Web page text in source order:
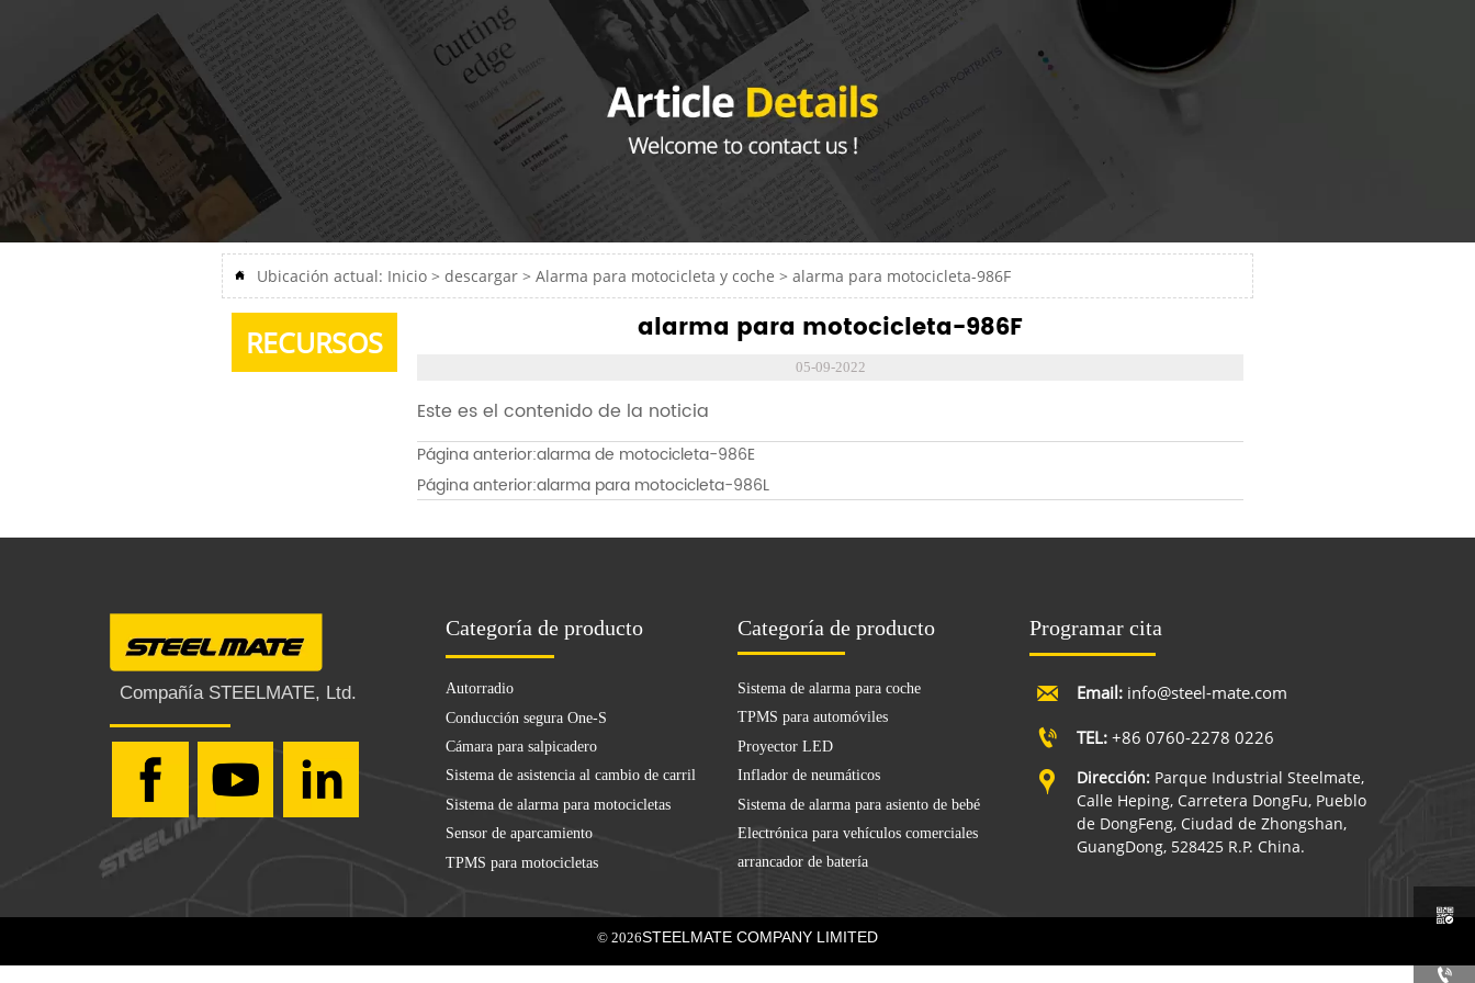
 Ubicación actual: Inicio> descargar> Alarma para motocicleta y coche > alarma para motocicleta-986F
RECURSOS alarma para motocicleta-986F
05-09-2022
Este es el contenido de la noticia
Página anterior:alarma de motocicleta-986E
Página anterior:alarma para motocicleta-986L
Compañía STEELMATE, Ltd.
Categoría de producto
Autorradio
Conducción segura One-S
Cámara para salpicadero
Sistema de asistencia al cambio de carril
Sistema de alarma para motocicletas
Sensor de aparcamiento
TPMS para motocicletas
Categoría de producto
Sistema de alarma para coche
TPMS para automóviles
Proyector LED
Inflador de neumáticos
Sistema de alarma para asiento de bebé
Electrónica para vehículos comerciales
arrancador de batería
Programar cita
 Email: info@steel-mate.com
 TEL: +86 0760-2278 0226
 Dirección:Parque Industrial Steelmate,
Calle Heping, Carretera DongFu, Pueblo
de DongFeng, Ciudad de Zhongshan,
GuangDong, 528425 R.P. China.
© 2026STEELMATE COMPANY LIMITED

